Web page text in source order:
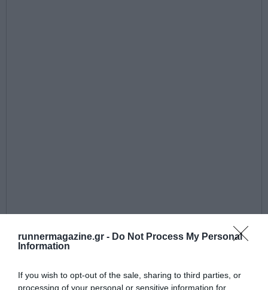
runnermagazine.gr - Do Not Process My Personal
Information
If you wish to opt-out of the sale, sharing to third parties, or
processing of your personal or sensitive information for